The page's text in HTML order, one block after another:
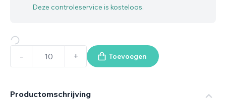
Deze controleservice is kosteloos.
- + Toevoegen
Productomschrijving